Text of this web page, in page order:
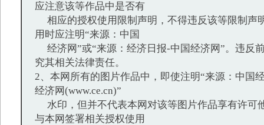
应注意该等作品中是否有
相应的授权使用限制声明，不得违反该等限制声
用时应注明“来源：中国
经济网”或“来源：经济日报-中国经济网”。违反
究其相关法律责任。
2、本网所有的图片作品中，即使注明“来源：中国
经济网(www.ce.cn)”
水印，但并不代表本网对该等图片作品享有许可
与本网签署相关授权使用